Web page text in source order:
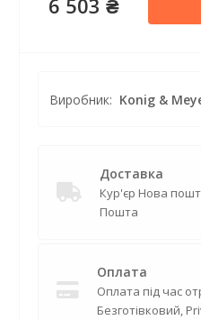
6 503 ₴
Виробник: Konig &
Доставка
Кур'єр Нова
Пошта
Оплата
Оплата під час
Безготівковий,